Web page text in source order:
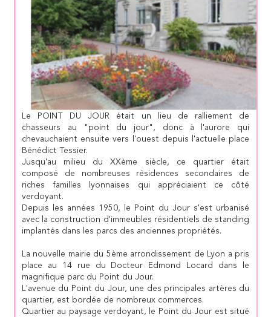
Le POINT DU JOUR était un lieu de ralliement de
chasseurs au "point du jour", donc à l'aurore qui
chevauchaient ensuite vers l'ouest depuis l'actuelle place
Bénédict Tessier.
Jusqu'au milieu du XXème siècle, ce quartier était
composé de nombreuses résidences secondaires de
riches familles lyonnaises qui appréciaient ce côté
verdoyant.
Depuis les années 1950, le Point du Jour s'est urbanisé
avec la construction d'immeubles résidentiels de standing
implantés dans les parcs des anciennes propriétés.
La nouvelle mairie du 5ème arrondissement de Lyon a pris
place au 14 rue du Docteur Edmond Locard dans le
magnifique parc du Point du Jour.
L'avenue du Point du Jour, une des principales artères du
quartier, est bordée de nombreux commerces.
Quartier au paysage verdoyant, le Point du Jour est situé